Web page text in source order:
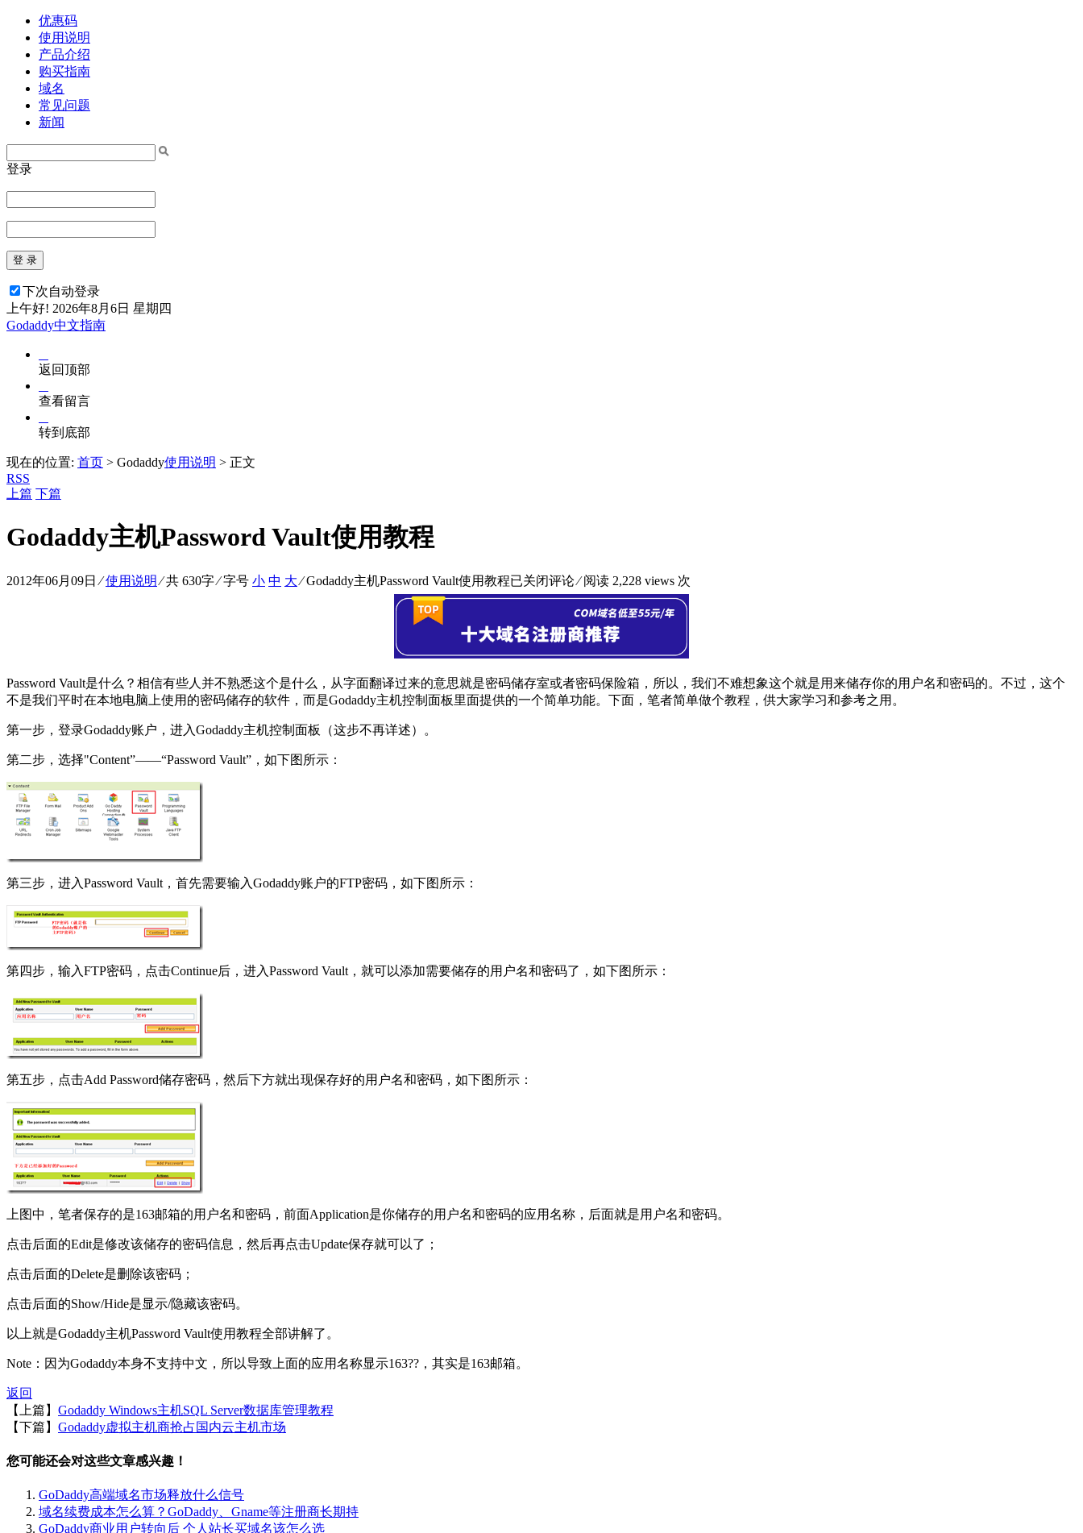
优惠码
使用说明
产品介绍
购买指南
域名
常见问题
新闻
登录
登 录
下次自动登录
上午好! 2026年8月6日 星期四
Godaddy中文指南
返回顶部
查看留言
转到底部
现在的位置: 首页 > Godaddy使用说明 > 正文
RSS
上篇 下篇
Godaddy主机Password Vault使用教程
2012年06月09日 ⁄使用说明 ⁄ 共 630字 ⁄ 字号 小 中 大 ⁄Godaddy主机Password Vault使用教程已关闭评论⁄ 阅读 2,228 views 次
Password Vault是什么？相信有些人并不熟悉这个是什么，从字面翻译过来的意思就是密码储存室或者密码保险箱，所以，我们不难想象这个就是用来储存你的用户名和密码的。不过，这个
不是我们平时在本地电脑上使用的密码储存的软件，而是Godaddy主机控制面板里面提供的一个简单功能。下面，笔者简单做个教程，供大家学习和参考之用。
第一步，登录Godaddy账户，进入Godaddy主机控制面板（这步不再详述）。
第二步，选择"Content”——“Password Vault”，如下图所示：
第三步，进入Password Vault，首先需要输入Godaddy账户的FTP密码，如下图所示：
第四步，输入FTP密码，点击Continue后，进入Password Vault，就可以添加需要储存的用户名和密码了，如下图所示：
第五步，点击Add Password储存密码，然后下方就出现保存好的用户名和密码，如下图所示：
上图中，笔者保存的是163邮箱的用户名和密码，前面Application是你储存的用户名和密码的应用名称，后面就是用户名和密码。
点击后面的Edit是修改该储存的密码信息，然后再点击Update保存就可以了；
点击后面的Delete是删除该密码；
点击后面的Show/Hide是显示/隐藏该密码。
以上就是Godaddy主机Password Vault使用教程全部讲解了。
Note：因为Godaddy本身不支持中文，所以导致上面的应用名称显示163??，其实是163邮箱。
返回
【上篇】 Godaddy Windows主机SQL Server数据库管理教程
【下篇】 Godaddy虚拟主机商抢占国内云主机市场
您可能还会对这些文章感兴趣！
GoDaddy高端域名市场释放什么信号
域名续费成本怎么算？GoDaddy、Gname等注册商长期持
GoDaddy商业用户转向后 个人站长买域名该怎么选